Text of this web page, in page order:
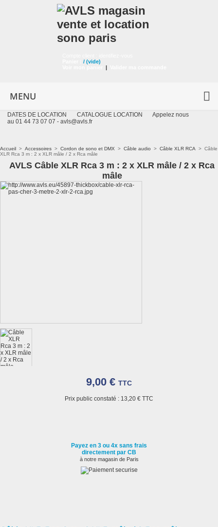
/ (vide)
|
MENU
DATES DE LOCATION CATALOGUE LOCATION
Appelez nous
au 01 44 73 07 07 - avls@avls.fr
Accueil > Accessoires > Cordon de sono et DMX > Câble audio > Câble XLR RCA > Câble
XLR Rca 3 m : 2 x XLR mâle / 2 x Rca mâle
AVLS Câble XLR Rca 3 m : 2 x XLR mâle / 2 x Rca
mâle
9,00 € TTC
Prix public constaté : 13,20 € TTC
Payez en 3 ou 4x sans frais
directement par CB
à notre magasin de Paris